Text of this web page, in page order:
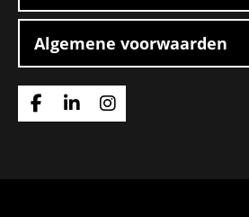
Algemene voorwaarden
Ga
Ga
Ga